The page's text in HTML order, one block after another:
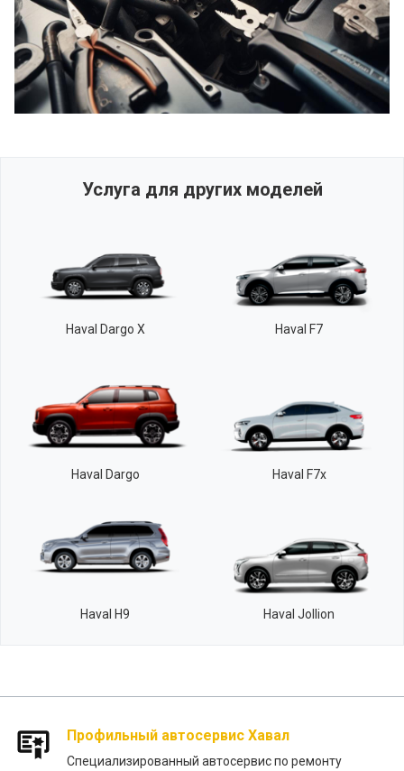
Услуга для других моделей
Haval Dargo X Haval F7
Haval Dargo Haval F7x
Haval H9 Haval Jollion
Профильный автосервис Хавал
Специализированный автосервис по ремонту